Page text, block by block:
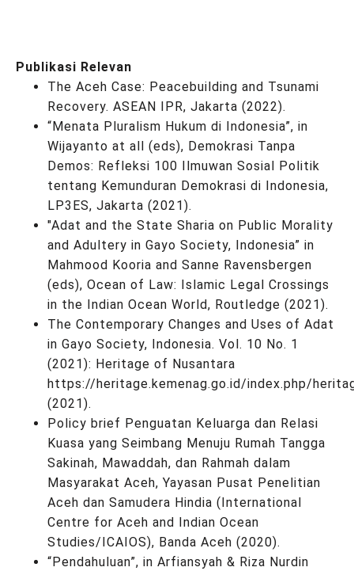
Publikasi Relevan
The Aceh Case: Peacebuilding and Tsunami
Recovery. ASEAN IPR, Jakarta (2022).
“Menata Pluralism Hukum di Indonesia”, in
Wijayanto at all (eds), Demokrasi Tanpa
Demos: Refleksi 100 Ilmuwan Sosial Politik
tentang Kemunduran Demokrasi di Indonesia,
LP3ES, Jakarta (2021).
"Adat and the State Sharia on Public Morality
and Adultery in Gayo Society, Indonesia” in
Mahmood Kooria and Sanne Ravensbergen
(eds), Ocean of Law: Islamic Legal Crossings
in the Indian Ocean World, Routledge (2021).
The Contemporary Changes and Uses of Adat
in Gayo Society, Indonesia. Vol. 10 No. 1
(2021): Heritage of Nusantara
https://heritage.kemenag.go.id/index.php/
(2021).
Policy brief Penguatan Keluarga dan Relasi
Kuasa yang Seimbang Menuju Rumah Tangga
Sakinah, Mawaddah, dan Rahmah dalam
Masyarakat Aceh, Yayasan Pusat Penelitian
Aceh dan Samudera Hindia (International
Centre for Aceh and Indian Ocean
Studies/ICAIOS), Banda Aceh (2020).
“Pendahuluan”, in Arfiansyah & Riza Nurdin